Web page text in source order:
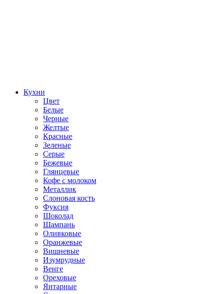
Кухни
Цвет
Белые
Черные
Желтые
Красные
Зеленые
Серые
Бежевые
Глянцевые
Кофе с молоком
Металлик
Слоновая кость
Фуксия
Шоколад
Шампань
Оливковые
Оранжевые
Вишневые
Изумрудные
Венге
Ореховые
Янтарные